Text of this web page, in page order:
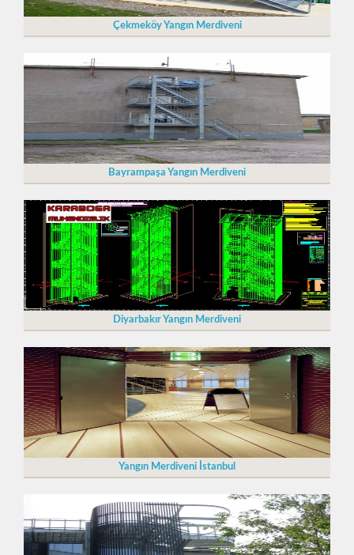
Çekmeköy Yangın Merdiveni
Bayrampaşa Yangın Merdiveni
Diyarbakır Yangın Merdiveni
Yangın Merdiveni İstanbul